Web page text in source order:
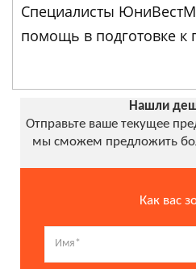
Специалисты
помощь в подготовке к
Нашли
Отправьте ваше текущее
мы сможем предложить
Как вас